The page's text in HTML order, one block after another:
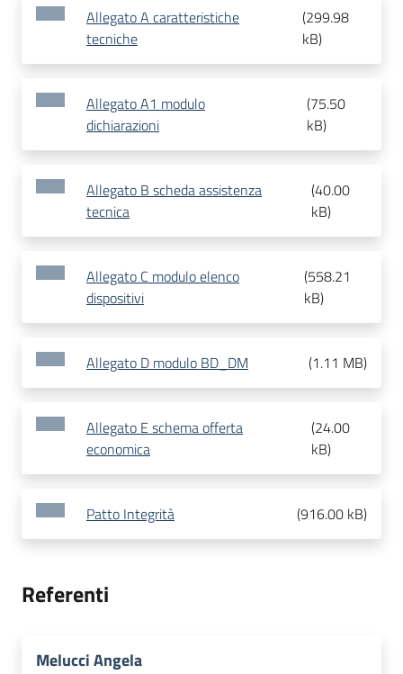
Allegato A caratteristiche
tecniche
(299.98
kB)
Allegato A1 modulo
dichiarazioni
(75.50
kB)
Allegato B scheda assistenza
tecnica
(40.00
kB)
Allegato C modulo elenco
dispositivi
(558.21
kB)
Allegato D modulo BD_DM (1.11 MB)
Allegato E schema offerta
economica
(24.00
kB)
Patto Integrità (916.00 kB)
Referenti
Melucci Angela